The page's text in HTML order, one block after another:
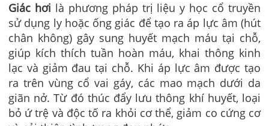
Giác hơi là phương pháp trị liệu y học cổ truyền
sử dụng ly hoặc ống giác để tạo ra áp lực âm (hút
chân không) gây sung huyết mạch máu tại chỗ,
giúp kích thích tuần hoàn máu, khai thông kinh
lạc và giảm đau tại chỗ. Khi áp lực âm được tạo
ra trên vùng cổ vai gáy, các mao mạch dưới da
giãn nở. Từ đó thúc đẩy lưu thông khí huyết, loại
bỏ ứ trệ và độc tố ra khỏi cơ thể, giảm co cứng cơ